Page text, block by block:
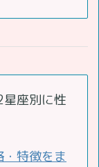
座別に性
・特徴をま